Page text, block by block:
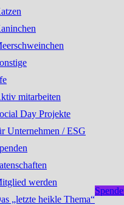
mitarbeiten
Day Projekte
Unternehmen / ESG
werden
„letzte heikle Thema“